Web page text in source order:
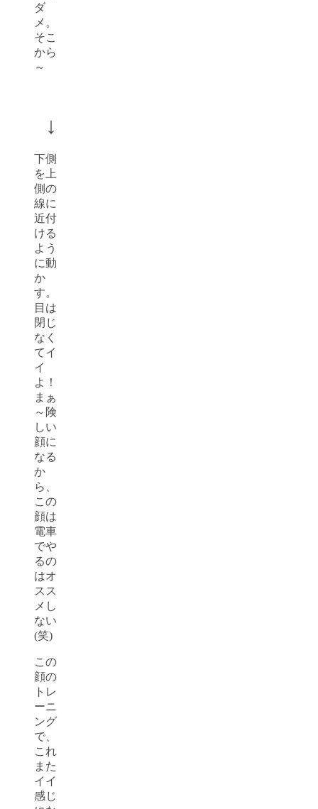
ダ
メ。
そこ
から
～
↓
下側
を上
側の
線に
近付
ける
よう
に動
か
す。
目は
閉じ
なく
てイ
イ
よ！
まぁ
～険
しい
顔に
なる
か
ら、
この
顔は
電車
でや
るの
はオ
スス
メし
ない
(笑)
この
顔の
トレ
ーニ
ング
で、
これ
また
イイ
感じ